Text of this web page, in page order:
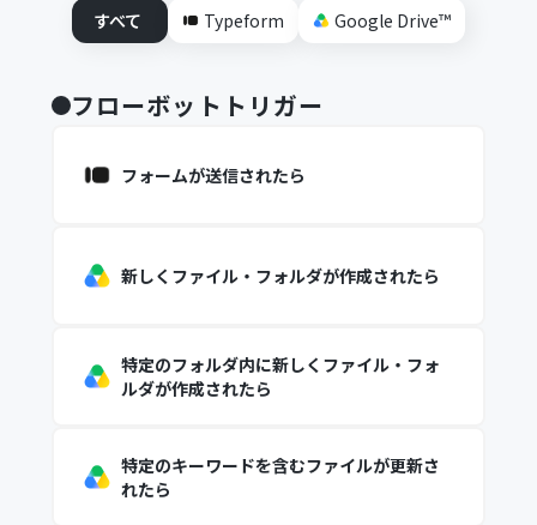
すべて Typeform Google Drive™
フローボットトリガー
フォームが送信されたら
新しくファイル・フォルダが作成されたら
特定のフォルダ内に新しくファイル・フォ
ルダが作成されたら
特定のキーワードを含むファイルが更新さ
れたら